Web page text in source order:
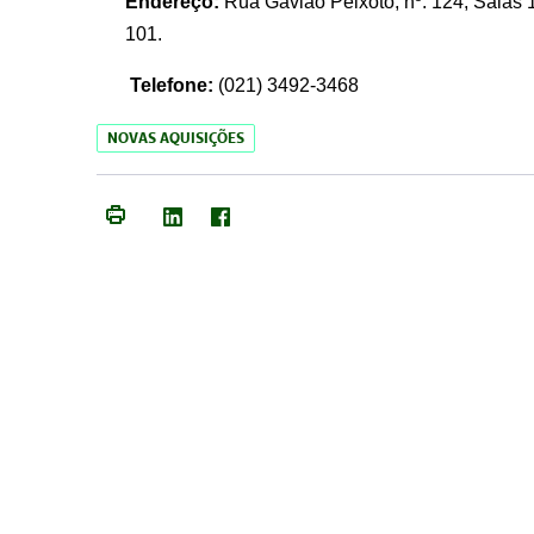
101.
Telefone: (021) 3492-3468
NOVAS AQUISIÇÕES